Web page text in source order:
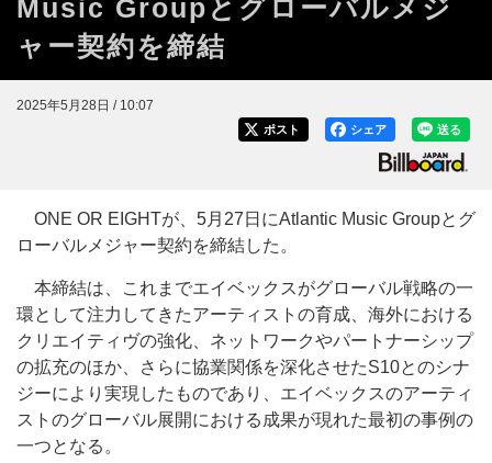
Music Groupとグローバルメジ
ャー契約を締結
2025年5月28日 / 10:07
送る
シェア
ポスト
ONE OR EIGHTが、5月27日にAtlantic Music Groupとグ
ローバルメジャー契約を締結した。
本締結は、これまでエイベックスがグローバル戦略の一
環として注力してきたアーティストの育成、海外における
クリエイティヴの強化、ネットワークやパートナーシップ
の拡充のほか、さらに協業関係を深化させたS10とのシナ
ジーにより実現したものであり、エイベックスのアーティ
ストのグローバル展開における成果が現れた最初の事例の
一つとなる。